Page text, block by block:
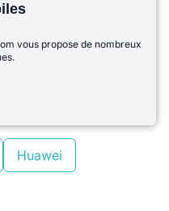
vous propose de nombreux
Huawei